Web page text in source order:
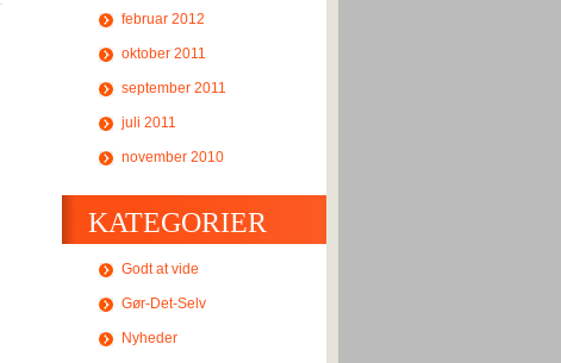
februar 2012
oktober 2011
september 2011
juli 2011
november 2010
KATEGORIER
Godt at vide
Gør-Det-Selv
Nyheder